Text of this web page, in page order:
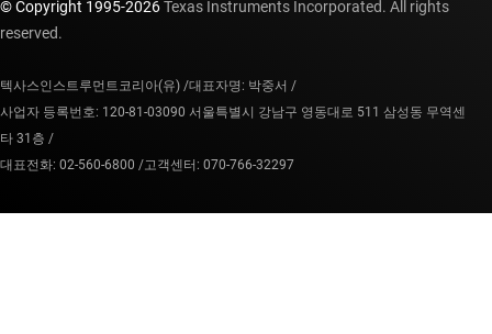
© Copyright 1995-2026Texas Instruments Incorporated. All rights
reserved.
텍사스인스트루먼트코리아(유) /대표자명: 박중서 /
사업자 등록번호: 120-81-03090 서울특별시 강남구 영동대로 511 삼성동 무역센
타 31층 /
대표전화: 02-560-6800 /고객센터: 070-766-32297